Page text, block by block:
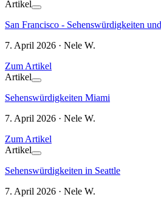
Artikel
San Francisco - Sehenswürdigkeiten
7. April 2026 · Nele W.
Zum Artikel
Artikel
Sehenswürdigkeiten Miami
7. April 2026 · Nele W.
Zum Artikel
Artikel
Sehenswürdigkeiten in Seattle
7. April 2026 · Nele W.